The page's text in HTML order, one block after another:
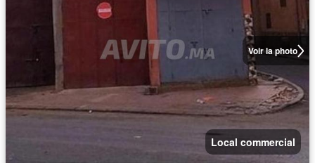
Voir la photo
Local commercial